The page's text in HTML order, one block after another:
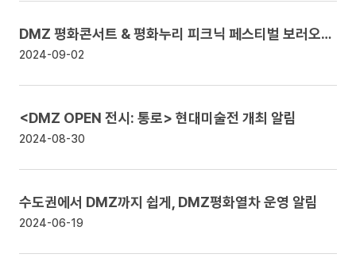
DMZ 평화콘서트 & 평화누리 피크닉 페스티벌 보러오세요!
2024-09-02
<DMZ OPEN 전시: 통로> 현대미술전 개최 알림
2024-08-30
수도권에서 DMZ까지 쉽게, DMZ평화열차 운영 알림
2024-06-19